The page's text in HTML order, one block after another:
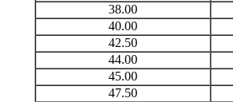
38.00
40.00
42.50
44.00
45.00
47.50